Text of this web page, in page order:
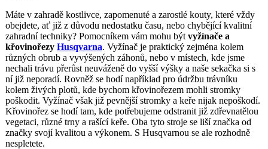
Máte v zahradě kostlivce, zapomenuté a zarostlé kouty, které vždy
obejdete, ať již z důvodu nedostatku času, nebo chybějící kvalitní
zahradní techniky? Pomocníkem vám mohu být vyžínače a
křovinořezy Husqvarna. Vyžínač je praktický zejména kolem
různých obrub a vyvýšených záhonů, nebo v místech, kde jsme
nechali trávu přerůst neuváženě do vyšší výšky a naše sekačka si s
ní již neporadí. Rovněž se hodí například pro údržbu trávníku
kolem živých plotů, kde bychom křovinořezem mohli stromky
poškodit. Vyžínač však již pevnější stromky a keře nijak nepoškodí.
Křovinořez se hodí tam, kde potřebujeme odstranit již zdřevnatělou
vegetaci, různé trny a rašící keře. Oba tyto stroje se liší značka od
značky svojí kvalitou a výkonem. S Husqvarnou se ale rozhodně
nespletete.